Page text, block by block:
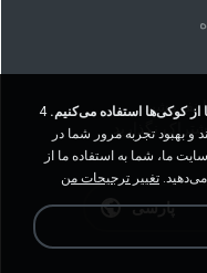
نگذارید
پارسی
از کوکی‌ها استفاده می‌کنیم. 4shared از کوکی‌ها و سایر فناوری‌های ردیابی
و بهبود تجربه مرور شما در
ما، شما به استفاده ما از
تغییر ترجیحات من